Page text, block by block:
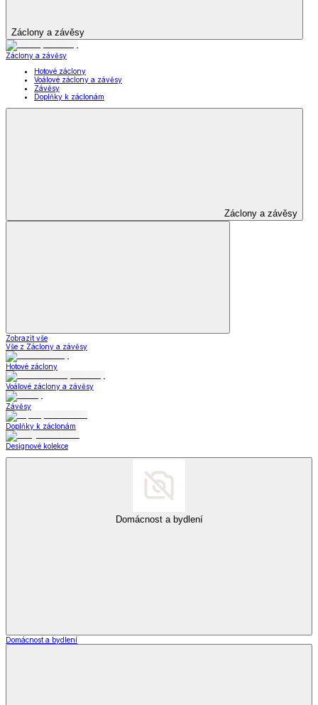
Záclony a závěsy
Záclony a závěsy
Hotové záclony
Voálové záclony a závěsy
Závěsy
Doplňky k záclonám
Záclony a závěsy
Zobrazit vše
Vše z Záclony a závěsy
Hotové záclony
Voálové záclony a závěsy
Závěsy
Doplňky k záclonám
Designové kolekce
Domácnost a bydlení
Domácnost a bydlení